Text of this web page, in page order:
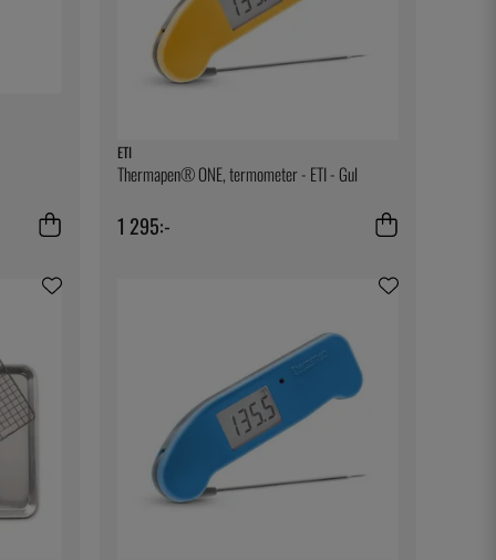
ETI
Thermapen® ONE, termometer - ETI - Gul
1 295:-